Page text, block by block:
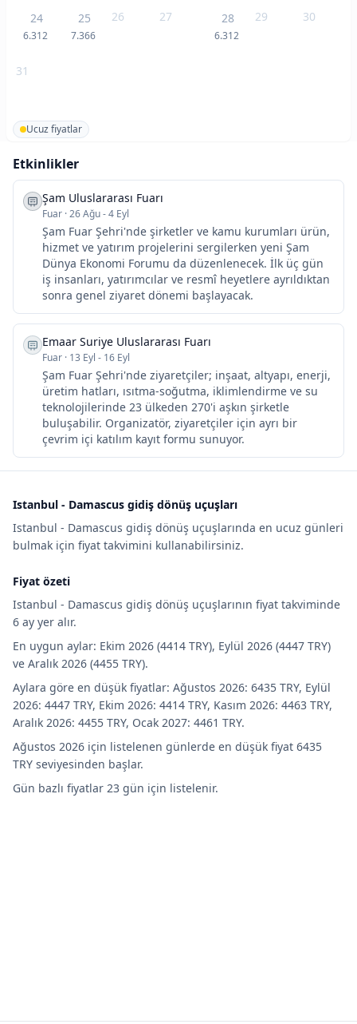
24
6.312
25
7.366
26 27 28
6.312
29 30
31
Ucuz fiyatlar
Etkinlikler
Şam Uluslararası Fuarı
Fuar ·26 Ağu - 4 Eyl
Şam Fuar Şehri'nde şirketler ve kamu kurumları ürün,
hizmet ve yatırım projelerini sergilerken yeni Şam
Dünya Ekonomi Forumu da düzenlenecek. İlk üç gün
iş insanları, yatırımcılar ve resmî heyetlere ayrıldıktan
sonra genel ziyaret dönemi başlayacak.
Emaar Suriye Uluslararası Fuarı
Fuar · 13 Eyl - 16 Eyl
Şam Fuar Şehri'nde ziyaretçiler; inşaat, altyapı, enerji,
üretim hatları, ısıtma-soğutma, iklimlendirme ve su
teknolojilerinde 23 ülkeden 270'i aşkın şirketle
buluşabilir. Organizatör, ziyaretçiler için ayrı bir
çevrim içi katılım kayıt formu sunuyor.
Istanbul - Damascus gidiş dönüş uçuşları
Istanbul - Damascus gidiş dönüş uçuşlarında en ucuz günleri
bulmak için fiyat takvimini kullanabilirsiniz.
Fiyat özeti
Istanbul - Damascus gidiş dönüş uçuşlarının fiyat takviminde
6 ay yer alır.
En uygun aylar: Ekim 2026 (4414 TRY), Eylül 2026 (4447 TRY)
ve Aralık 2026 (4455 TRY).
Aylara göre en düşük fiyatlar: Ağustos 2026: 6435 TRY, Eylül
2026: 4447 TRY, Ekim 2026: 4414 TRY, Kasım 2026: 4463 TRY,
Aralık 2026: 4455 TRY, Ocak 2027: 4461 TRY.
Ağustos 2026 için listelenen günlerde en düşük fiyat 6435
TRY seviyesinden başlar.
Gün bazlı fiyatlar 23 gün için listelenir.